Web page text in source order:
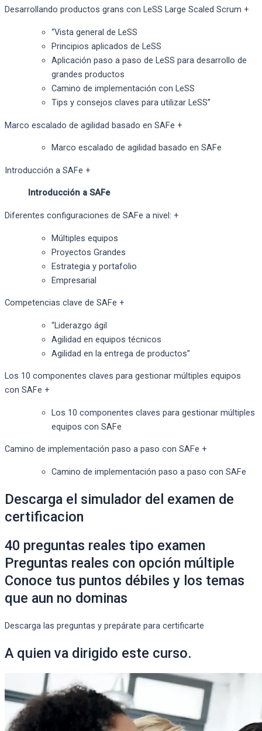
Desarrollando productos grans con LeSS Large Scaled Scrum +
“Vista general de LeSS
Principios aplicados de LeSS
Aplicación paso a paso de LeSS para desarrollo de
grandes productos
Camino de implementación con LeSS
Tips y consejos claves para utilizar LeSS”
Marco escalado de agilidad basado en SAFe +
Marco escalado de agilidad basado en SAFe
Introducción a SAFe +
Introducción a SAFe
Diferentes configuraciones de SAFe a nivel: +
Múltiples equipos
Proyectos Grandes
Estrategia y portafolio
Empresarial
Competencias clave de SAFe +
“Liderazgo ágil
Agilidad en equipos técnicos
Agilidad en la entrega de productos”
Los 10 componentes claves para gestionar múltiples equipos
con SAFe +
Los 10 componentes claves para gestionar múltiples
equipos con SAFe
Camino de implementación paso a paso con SAFe +
Camino de implementación paso a paso con SAFe
Descarga el simulador del examen de
certificacion
40 preguntas reales tipo examen
Preguntas reales con opción múltiple
Conoce tus puntos débiles y los temas
que aun no dominas
Descarga las preguntas y prepárate para certificarte
A quien va dirigido este curso.